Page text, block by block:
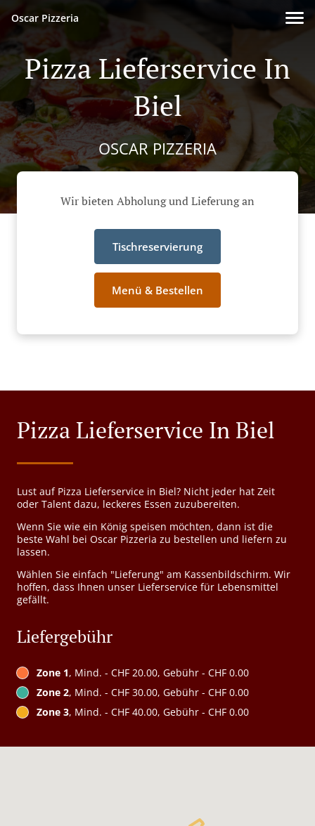
Oscar Pizzeria
Pizza Lieferservice In
Biel
OSCAR PIZZERIA
Wir bieten Abholung und Lieferung an
Tischreservierung
Menü & Bestellen
Pizza Lieferservice In Biel
Lust auf Pizza Lieferservice in Biel? Nicht jeder hat Zeit
oder Talent dazu, leckeres Essen zuzubereiten.
Wenn Sie wie ein König speisen möchten, dann ist die
beste Wahl bei Oscar Pizzeria zu bestellen und liefern zu
lassen.
Wählen Sie einfach "Lieferung" am Kassenbildschirm. Wir
hoffen, dass Ihnen unser Lieferservice für Lebensmittel
gefällt.
Liefergebühr
Zone 1, Mind. - CHF 20.00, Gebühr - CHF 0.00
Zone 2, Mind. - CHF 30.00, Gebühr - CHF 0.00
Zone 3, Mind. - CHF 40.00, Gebühr - CHF 0.00